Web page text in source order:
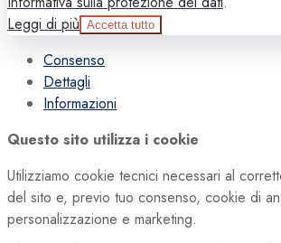
Leggi di più Accetta tutto
Consenso
Dettagli
Informazioni
Questo sito utilizza i cookie
Utilizziamo cookie tecnici necessari al
del sito e, previo tuo consenso, cookie di
personalizzazione e marketing.